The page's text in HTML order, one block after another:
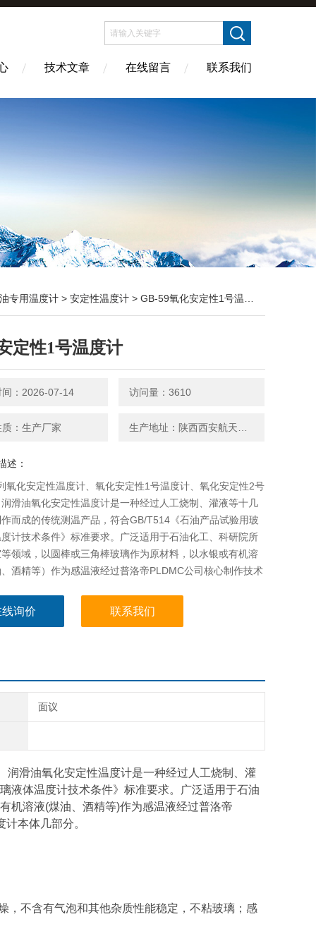
技术文章 在线留言 联系我们
专用温度计 > 安定性温度计 > GB-59氧化安定性1号温度计
定性1号温度计
间：2026-07-14 访问量：3610
质：生产厂家
述：
氧化安定性温度计、氧化安定性1号温度计、氧化安定性2号
滑油氧化安定性温度计是一种经过人工烧制、灌液等十几
而成的传统测温产品，符合GB/T514《石油产品试验用玻
计技术条件》标准要求。广泛适用于石油化工、科研院所
领域，以圆棒或三角棒玻璃作为原材料，以水银或有机溶
酒精等）作为感温液经过普洛帝PLDMC公司核心制作技术
询价 联系我们
面议
润滑油氧化安定性温度计是一种经过人工烧制、灌
液体温度计技术条件》标准要求。广泛适用于石油
机溶液(煤油、酒精等)作为感温液经过普洛帝
本体几部分。
，不含有气泡和其他杂质性能稳定，不粘玻璃；感